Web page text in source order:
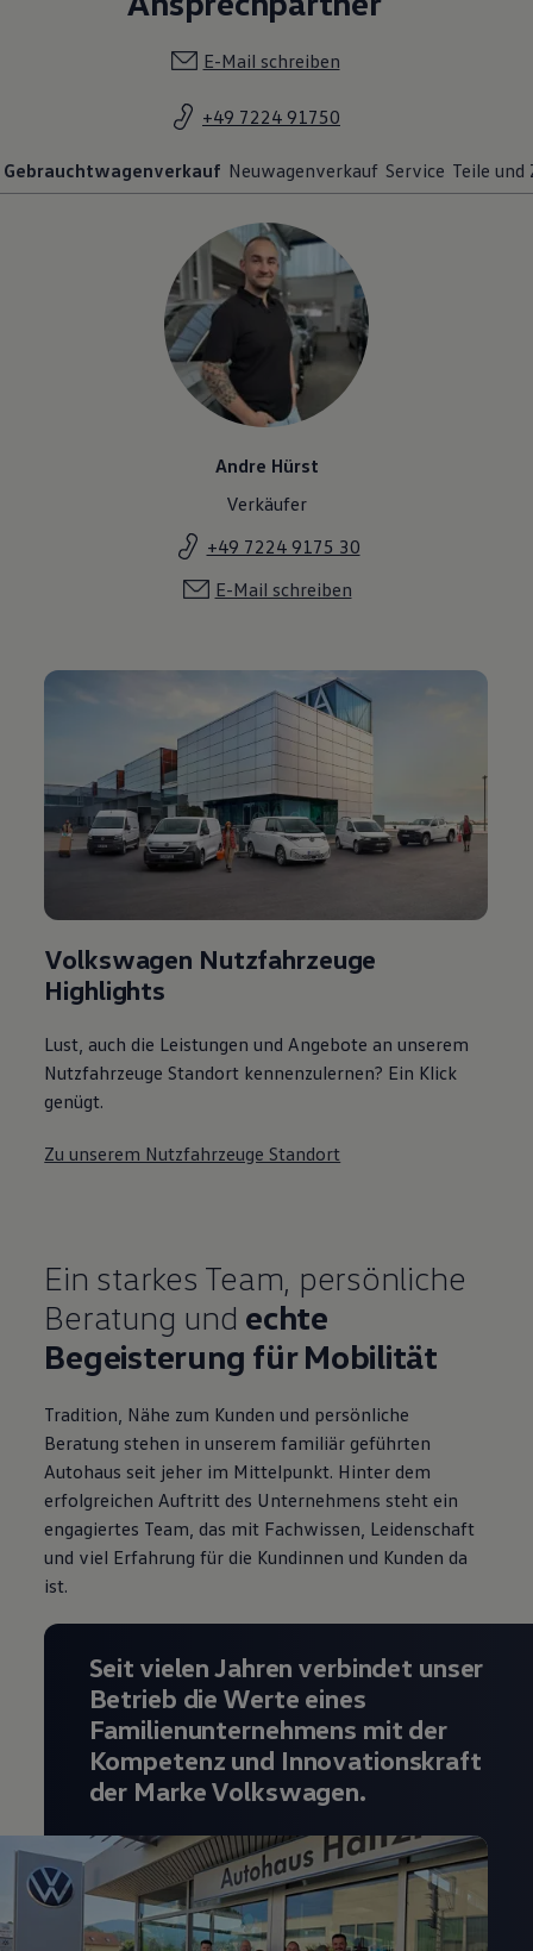
E-Mail schreiben
+49 7224 91750
Gebrauchtwagenverkauf Neuwagenverkauf Service Teile und
Andre Hürst
Verkäufer
+49 7224 9175 30
E-Mail schreiben
Volkswagen Nutzfahrzeuge
Highlights
Lust, auch die Leistungen und Angebote an unserem
Nutzfahrzeuge Standort kennenzulernen? Ein Klick
genügt.
Zu unserem Nutzfahrzeuge Standort
Ein starkes Team, persönliche
Beratung und echte
Begeisterung für Mobilität
Tradition, Nähe zum Kunden und persönliche
Beratung stehen in unserem familiär geführten
Autohaus seit jeher im Mittelpunkt. Hinter dem
erfolgreichen Auftritt des Unternehmens steht ein
engagiertes Team, das mit Fachwissen, Leidenschaft
und viel Erfahrung für die Kundinnen und Kunden da
ist.
Seit vielen Jahren verbindet unser
Betrieb die Werte eines
Familienunternehmens mit der
Kompetenz und Innovationskraft
der Marke Volkswagen.